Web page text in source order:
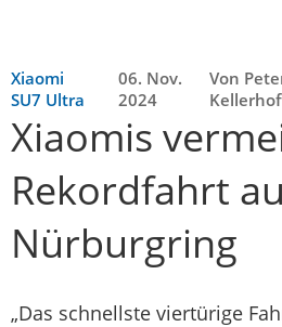
Xiaomi
SU7 Ultra
06. Nov.
2024
Von
Xiaomis
Rekordfahrt
Nürburgring
„Das schnellste viertürige